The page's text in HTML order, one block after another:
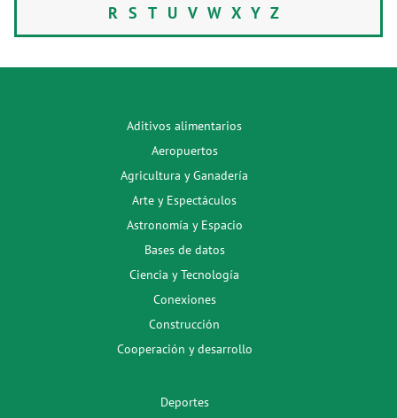
R S T U V W X Y Z
Aditivos alimentarios
Aeropuertos
Agricultura y Ganadería
Arte y Espectáculos
Astronomía y Espacio
Bases de datos
Ciencia y Tecnología
Conexiones
Construcción
Cooperación y desarrollo
Deportes